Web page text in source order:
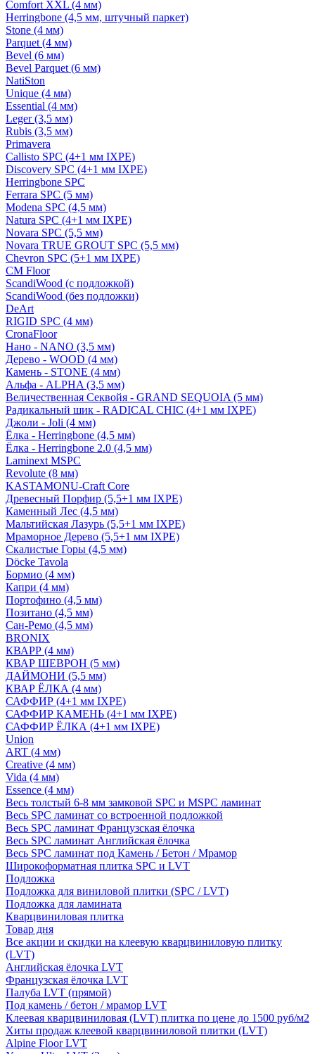
Comfort XXL (4 мм)
Herringbone (4,5 мм, штучный паркет)
Stone (4 мм)
Parquet (4 мм)
Bevel (6 мм)
Bevel Parquet (6 мм)
NatiSton
Unique (4 мм)
Essential (4 мм)
Leger (3,5 мм)
Rubis (3,5 мм)
Primavera
Callisto SPC (4+1 мм IXPE)
Discovery SPC (4+1 мм IXPE)
Herringbone SPC
Ferrara SPC (5 мм)
Modena SPC (4,5 мм)
Natura SPC (4+1 мм IXPE)
Novara SPC (5,5 мм)
Novara TRUE GROUT SPC (5,5 мм)
Chevron SPC (5+1 мм IXPE)
CM Floor
ScandiWood (с подложкой)
ScandiWood (без подложки)
DeArt
RIGID SPC (4 мм)
CronaFloor
Нано - NANO (3,5 мм)
Дерево - WOOD (4 мм)
Камень - STONE (4 мм)
Альфа - ALPHA (3,5 мм)
Величественная Секвойя - GRAND SEQUOIA (5 мм)
Радикальный шик - RADICAL CHIC (4+1 мм IXPE)
Джоли - Joli (4 мм)
Ёлка - Herringbone (4,5 мм)
Ёлка - Herringbone 2.0 (4,5 мм)
Laminext MSPC
Revolute (8 мм)
KASTAMONU-Craft Core
Древесный Порфир (5,5+1 мм IXPE)
Каменный Лес (4,5 мм)
Мальтийская Лазурь (5,5+1 мм IXPE)
Мраморное Дерево (5,5+1 мм IXPE)
Скалистые Горы (4,5 мм)
Döcke Tavola
Бормио (4 мм)
Капри (4 мм)
Портофино (4,5 мм)
Позитано (4,5 мм)
Сан-Ремо (4,5 мм)
BRONIX
КВАРР (4 мм)
КВАР ШЕВРОН (5 мм)
ДАЙМОНИ (5,5 мм)
КВАР ЁЛКА (4 мм)
САФФИР (4+1 мм IXPE)
САФФИР КАМЕНЬ (4+1 мм IXPE)
САФФИР ЁЛКА (4+1 мм IXPE)
Union
ART (4 мм)
Creative (4 мм)
Vida (4 мм)
Essence (4 мм)
Весь толстый 6-8 мм замковой SPC и MSPC ламинат
Весь SPC ламинат со встроенной подложкой
Весь SPC ламинат Французская ёлочка
Весь SPC ламинат Английская ёлочка
Весь SPC ламинат под Камень / Бетон / Мрамор
Широкоформатная плитка SPC и LVT
Подложка
Подложка для виниловой плитки (SPC / LVT)
Подложка для ламината
Кварцвиниловая плитка
Товар дня
Все акции и скидки на клеевую кварцвиниловую плитку
(LVT)
Английская ёлочка LVT
Французская ёлочка LVT
Палуба LVT (прямой)
Под камень / бетон / мрамор LVT
Клеевая кварцвиниловая (LVT) плитка по цене до 1500 руб/м2
Хиты продаж клеевой кварцвиниловой плитки (LVT)
Alpine Floor LVT